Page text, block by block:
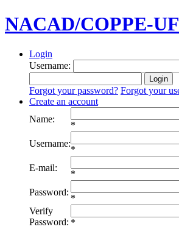
NACAD/COPPE-
Login
Username:
Forgot your password? Forgot your
Create an account
Name:
*
Username:
*
E-mail:
*
Password:
*
Verify
Password: *